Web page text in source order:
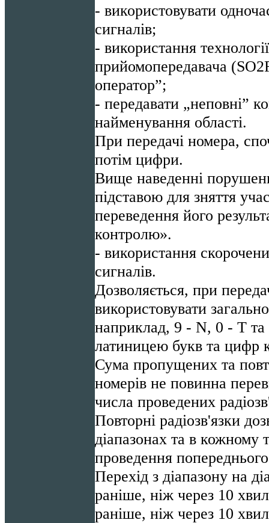
- використовувати
сигналів;
- використання
прийомопередавача
оператор”;
- передавати „неповні”
найменування області.
При передачі номера,
потім цифри.
Вище наведенні
підставою для зняття
переведення його
контролю».
- використання
сигналів.
Дозволяється, при
використовувати
наприклад, 9 - N, 0 - Т
латиницею букв та цифр
Сума пропущених та
номерів не повинна
числа проведених
Повторні радіозв'язки
діапазонах та в кожному
проведення
Перехід з діапазону на
раніше, ніж через 10
раніше, ніж через 10